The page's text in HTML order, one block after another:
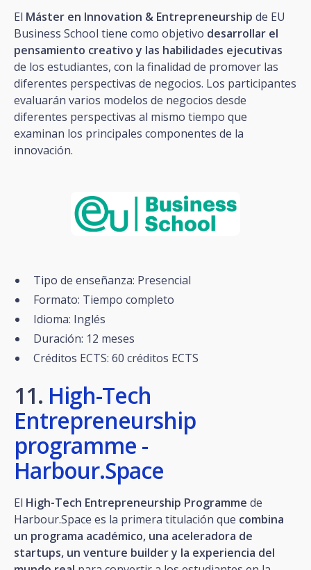
El Máster en Innovation & Entrepreneurship de EU
Business School tiene como objetivo desarrollar el
pensamiento creativo y las habilidades ejecutivas
de los estudiantes, con la finalidad de promover las
diferentes perspectivas de negocios. Los participantes
evaluarán varios modelos de negocios desde
diferentes perspectivas al mismo tiempo que
examinan los principales componentes de la
innovación.
Tipo de enseñanza: Presencial
Formato: Tiempo completo
Idioma: Inglés
Duración: 12 meses
Créditos ECTS: 60 créditos ECTS
11. High-Tech
Entrepreneurship
programme -
Harbour.Space
El High-Tech Entrepreneurship Programme de
Harbour.Space es la primera titulación que combina
un programa académico, una aceleradora de
startups, un venture builder y la experiencia del